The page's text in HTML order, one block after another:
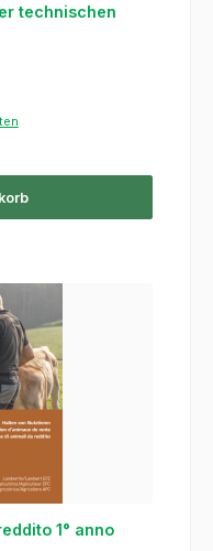
technischen
1° anno